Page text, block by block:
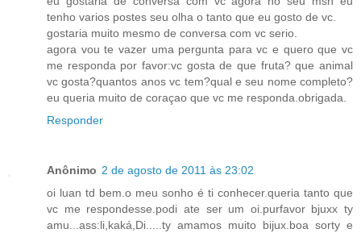
tenho varios postes seu olha o tanto que eu gosto de vc.
gostaria muito mesmo de conversa com vc serio.
agora vou te vazer uma pergunta para vc e quero que vc
me responda por favor:vc gosta de que fruta? que animal
vc gosta?quantos anos vc tem?qual e seu nome completo?
eu queria muito de coraçao que vc me responda.obrigada.
Responder
Anônimo 2 de agosto de 2011 às 23:02
oi luan td bem.o meu sonho é ti conhecer.queria tanto que
vc me respondesse.podi ate ser um oi.purfavor bjuxx ty
amu...ass:li,kaká,Di.....ty amamos muito bijux.boa sorty e